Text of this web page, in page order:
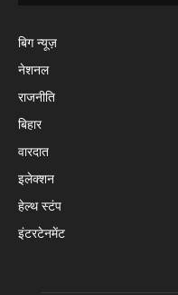
बिग न्यूज़
नेशनल
राजनीति
बिहार
वारदात
इलेक्शन
हेल्थ स्टंप
इंटरटेनमेंट